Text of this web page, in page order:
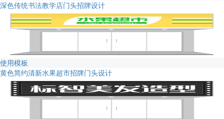
深色传统书法教学店门头招牌设计
使用模板
黄色简约清新水果超市招牌门头设计